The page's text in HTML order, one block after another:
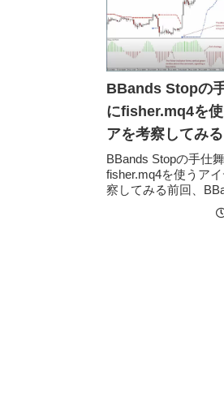
BBands Stopの
にfisher.mq4を
アを考察してみる
BBands Stopの手仕
fisher.mq4を使うア
察してみる前回、
Stop.mq4のライン切
ENTRYは”悪手”で